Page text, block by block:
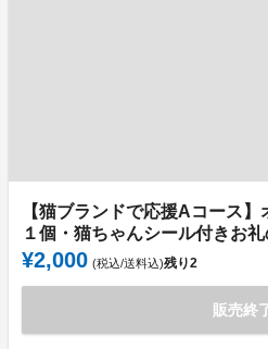
【猫ブランドで応援Aコース
１個・猫ちゃんシール付きお
¥2,000 (税込/送料込)残り2
販売終